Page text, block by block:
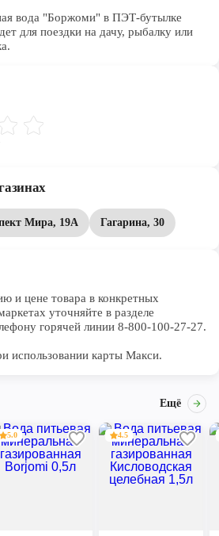
вода "Боржоми" в ПЭТ-бутылке
для поездки на дачу, рыбалку или
Мира, 19А Гагарина, 30
и цене товара в конкретных
уточняйте в разделе
горячей линии 8-800-100-27-27.
использовании карты Макси.
Ещё
5.0 4.5